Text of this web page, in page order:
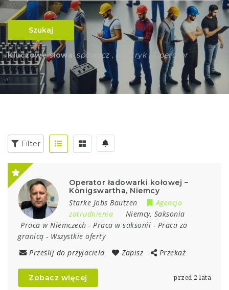
Szukaj
Kluczowe słowa: spawacz , elektryk , Operator
Filter
Operator ładowarki kołowej –
Königswartha, Niemcy
Starke Jobs Bautzen
Agencja
zatrudnienia
Niemcy, Saksonia
Praca w Niemczech - Praca w saksonii - Praca za
granicą - Wszystkie oferty
Prześlij do przyjaciela
Zapisz Przekaż
Zobacz więcej przed 2 lata